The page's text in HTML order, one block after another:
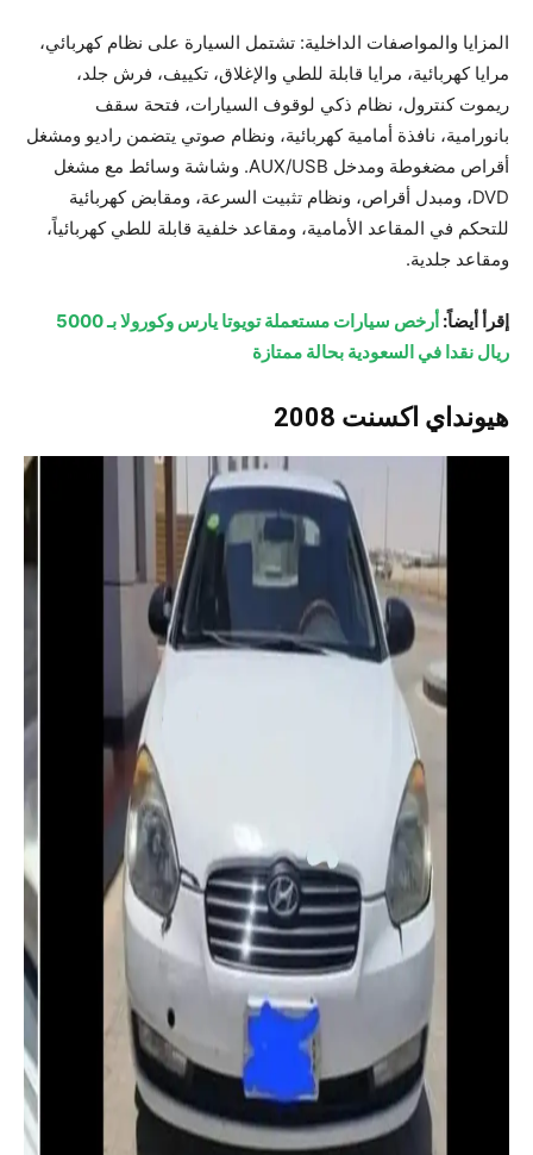
المزايا والمواصفات الداخلية: تشتمل السيارة على نظام كهربائي،
مرايا كهربائية، مرايا قابلة للطي والإغلاق، تكييف، فرش جلد،
ريموت كنترول، نظام ذكي لوقوف السيارات، فتحة سقف
بانورامية، نافذة أمامية كهربائية، ونظام صوتي يتضمن راديو ومشغل
أقراص مضغوطة ومدخل AUX/USB. وشاشة وسائط مع مشغل
DVD، ومبدل أقراص، ونظام تثبيت السرعة، ومقابض كهربائية
للتحكم في المقاعد الأمامية، ومقاعد خلفية قابلة للطي كهربائياً،
ومقاعد جلدية.
إقرأ أيضاً:
أرخص سيارات مستعملة تويوتا يارس وكورولا بـ 5000
ريال نقدا في السعودية بحالة ممتازة
هيونداي اكسنت 2008